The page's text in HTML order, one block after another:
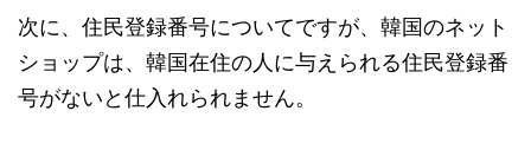
次に、住民登録番号についてですが、韓国のネット
ショップは、韓国在住の人に与えられる住民登録番
号がないと仕入れられません。